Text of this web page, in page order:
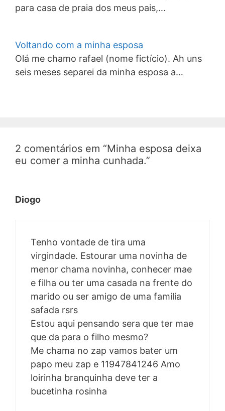
para casa de praia dos meus pais,…
Voltando com a minha esposa
Olá me chamo rafael (nome fictício). Ah uns
seis meses separei da minha esposa a…
2 comentários em “Minha esposa deixa
eu comer a minha cunhada.”
Diogo
Tenho vontade de tira uma
virgindade. Estourar uma novinha de
menor chama novinha, conhecer mae
e filha ou ter uma casada na frente do
marido ou ser amigo de uma familia
safada rsrs
Estou aqui pensando sera que ter mae
que da para o filho mesmo?
Me chama no zap vamos bater um
papo meu zap e 11947841246 Amo
loirinha branquinha deve ter a
bucetinha rosinha